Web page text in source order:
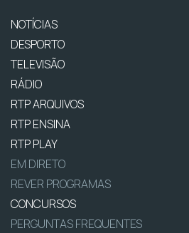
NOTÍCIAS
DESPORTO
TELEVISÃO
RÁDIO
RTP ARQUIVOS
RTP ENSINA
RTP PLAY
EM DIRETO
REVER PROGRAMAS
CONCURSOS
PERGUNTAS FREQUENTES